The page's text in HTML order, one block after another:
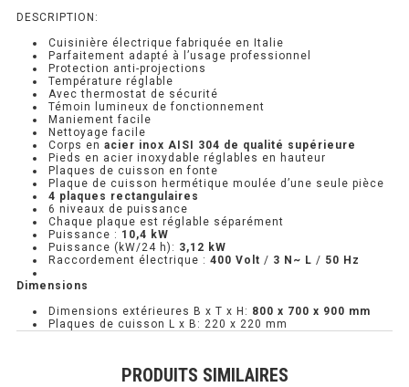
PRÉSENTOIR À INGRÉDIENTS
PROFONDEUR 300 VITRÉE
PROFONDEUR 400 VITRÉE
PROFONDEUR 300 INOX
PROFONDEUR 400 INOX
ARMOIRE RÉFRIGÉRÉE
RÉFRIGÉRATEUR
RÉFRIGÉRATEUR VITRÉ
DESCRIPTION:
Cuisinière électrique fabriquée en Italie
Parfaitement adapté à l’usage professionnel
Protection anti-projections
Température réglable
Avec thermostat de sécurité
Témoin lumineux de fonctionnement
Maniement facile
Nettoyage facile
Corps en acier inox AISI 304 de qualité supérieure
Pieds en acier inoxydable réglables en hauteur
Plaques de cuisson en fonte
Plaque de cuisson hermétique moulée d’une seule pièce
4 plaques rectangulaires
6 niveaux de puissance
Chaque plaque est réglable séparément
Puissance : 10,4 kW
Puissance (kW/24 h): 3,12 kW
Raccordement électrique : 400 Volt / 3 N~ L / 50 Hz
Dimensions
Dimensions extérieures B x T x H: 800 x 700 x 900 mm
Plaques de cuisson L x B: 220 x 220 mm
PRODUITS SIMILAIRES